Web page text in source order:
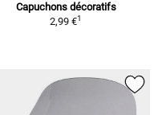
Capuchons décoratifs
2,99 €1